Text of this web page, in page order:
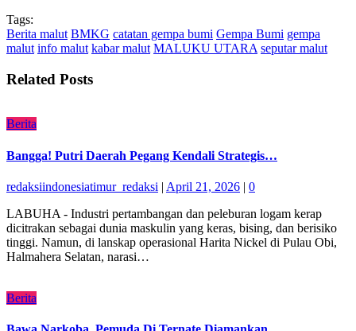
Tags:
Berita malut BMKG catatan gempa bumi Gempa Bumi gempa
malut info malut kabar malut MALUKU UTARA seputar malut
Related Posts
Berita
Bangga! Putri Daerah Pegang Kendali Strategis…
redaksiindonesiatimur_redaksi | April 21, 2026 | 0
LABUHA - Industri pertambangan dan peleburan logam kerap
dicitrakan sebagai dunia maskulin yang keras, bising, dan berisiko
tinggi. Namun, di lanskap operasional Harita Nickel di Pulau Obi,
Halmahera Selatan, narasi…
Berita